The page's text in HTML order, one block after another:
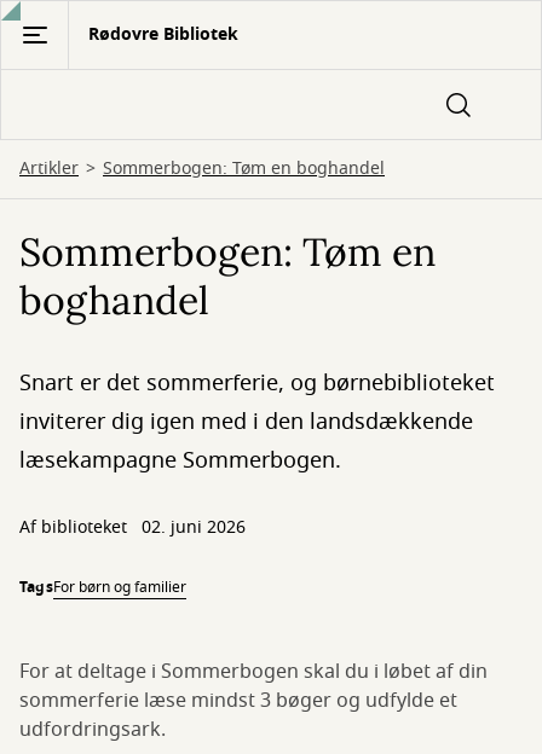
Gå
hovedindhold
Rødovre Bibliotek
Artikler Sommerbogen: Tøm en boghandel
Sommerbogen: Tøm en
boghandel
Snart er det sommerferie, og børnebiblioteket
inviterer dig igen med i den landsdækkende
læsekampagne Sommerbogen.
Af biblioteket 02. juni 2026
TagsFor børn og familier
For at deltage i Sommerbogen skal du i løbet af din
sommerferie læse mindst 3 bøger og udfylde et
udfordringsark.